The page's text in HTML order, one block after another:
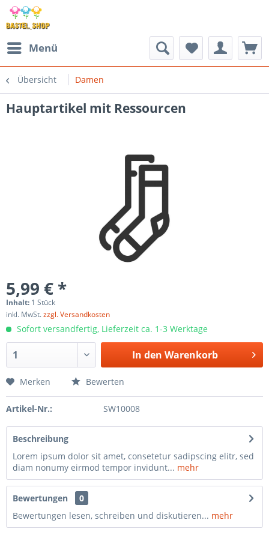
Menü
Übersicht Damen
Hauptartikel mit Ressourcen
5,99 € *
Inhalt: 1 Stück
inkl. MwSt.zzgl. Versandkosten
Sofort versandfertig, Lieferzeit ca. 1-3 Werktage
In den Warenkorb
Merken Bewerten
Artikel-Nr.: SW10008
Beschreibung
Lorem ipsum dolor sit amet, consetetur sadipscing elitr, sed
diam nonumy eirmod tempor invidunt... mehr
Bewertungen
0
Bewertungen lesen, schreiben und diskutieren... mehr